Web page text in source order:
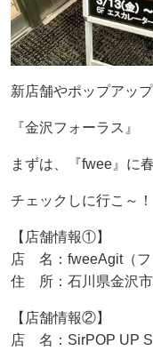
新店舗やポップアッ
『金沢フォーラス』
まずは、『fwee』に
チェックしに行こ～！
【店舗情報①】
店 名：fweeAgit（フ
住 所：石川県金沢市
【店舗情報②】
店 名：SirPOP UP